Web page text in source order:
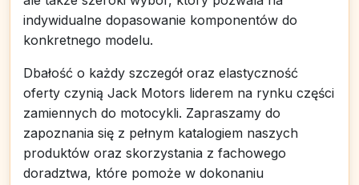
indywidualne dopasowanie komponentów do
konkretnego modelu.
Dbałość o każdy szczegół oraz elastyczność
oferty czynią Jack Motors liderem na rynku części
zamiennych do motocykli. Zapraszamy do
zapoznania się z pełnym katalogiem naszych
produktów oraz skorzystania z fachowego
doradztwa, które pomoże w dokonaniu